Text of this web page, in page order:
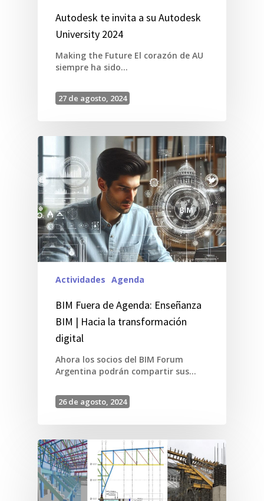
Autodesk te invita a su Autodesk
University 2024
Making the Future El corazón de AU
siempre ha sido…
27 de agosto, 2024
Actividades Agenda
BIM Fuera de Agenda: Enseñanza
BIM | Hacia la transformación
digital
Ahora los socios del BIM Forum
Argentina podrán compartir sus…
26 de agosto, 2024